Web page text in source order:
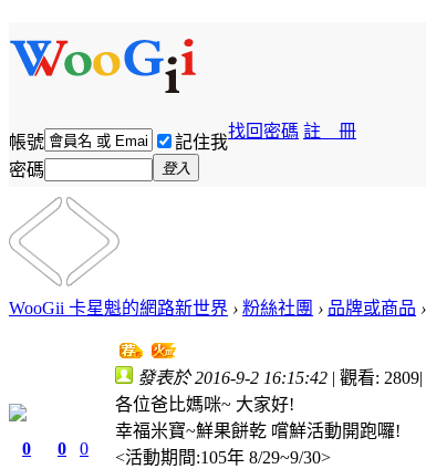
帳號 記住我
找回密碼 註 冊
密碼 登入
WooGii 卡星魁的網路新世界 › 粉絲社團 › 品牌或商品 ›
0 0 0
發表於 2016-9-2 16:15:42 | 觀看: 2809|
各位爸比媽咪~ 大家好!
幸福米寶~鮮果餅乾 嚐鮮活動開跑囉!
<活動期間:105年 8/29~9/30>